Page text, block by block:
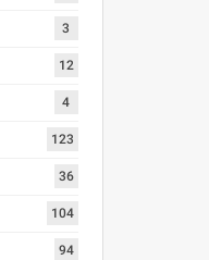
3
12
4
123
36
104
94